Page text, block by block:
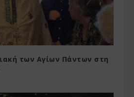
των Αγίων Πάντων στη